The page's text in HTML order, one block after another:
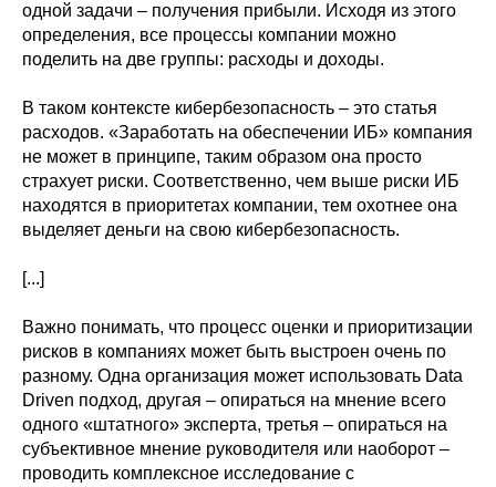
одной задачи – получения прибыли. Исходя из этого
определения, все процессы компании можно
поделить на две группы: расходы и доходы.
В таком контексте кибербезопасность – это статья
расходов. «Заработать на обеспечении ИБ» компания
не может в принципе, таким образом она просто
страхует риски. Соответственно, чем выше риски ИБ
находятся в приоритетах компании, тем охотнее она
выделяет деньги на свою кибербезопасность.
[...]
Важно понимать, что процесс оценки и приоритизации
рисков в компаниях может быть выстроен очень по
разному. Одна организация может использовать Data
Driven подход, другая – опираться на мнение всего
одного «штатного» эксперта, третья – опираться на
субъективное мнение руководителя или наоборот –
проводить комплексное исследование с